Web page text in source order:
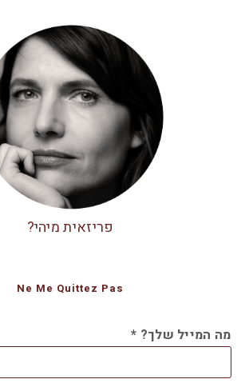
פריזאית מיהי?
Ne Me Quittez Pas
מה המייל שלך? *